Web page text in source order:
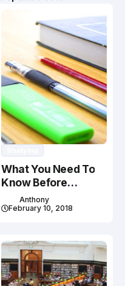
What You Need To
Know Before
Studying In Canada
Anthony
February 10, 2018